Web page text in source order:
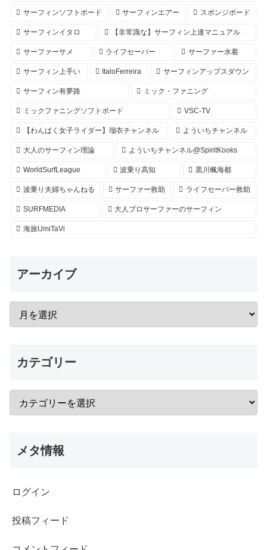
サーフィンソフトボード サーフィンエアー スポンジボード
サーフィンイタロ 【非常識な】サーフィン上達マニュアル
サーファーサメ ライフセーバー サーファー水着
サーフィン上手い ItaloFerreira サーフィンアップスダウン
サーフィン有夢路 ミック・ファニング
ミックファニングソフトボード VSC-TV
【わんぱく女子ライダー】瑠衣チャンネル よういちチャンネル
大人のサーフィン理論 よういちチャンネル@SpiritKooks
WorldSurfLeague 波乗り高知 黒川楓海都
波乗り夫婦ちゃんねる サーファー救助 ライフセーバー救助
SURFMEDIA 大人プロサーファーのサーフィン
海旅UmiTaVi
アーカイブ
カテゴリー
メタ情報
ログイン
投稿フィード